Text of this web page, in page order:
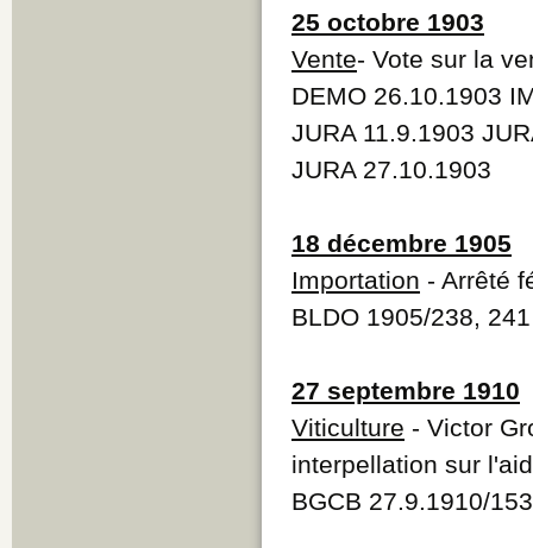
25 octobre 1903
Vente- Vote sur la
DEMO 26.10.1903
JURA 11.9.1903
JURA 27.10.1903
18 décembre 1905
Importation - Arrêté
BLDO 1905/238, 241
27 septembre 1910
Viticulture - Victor
interpellation sur
BGCB 27.9.1910/153